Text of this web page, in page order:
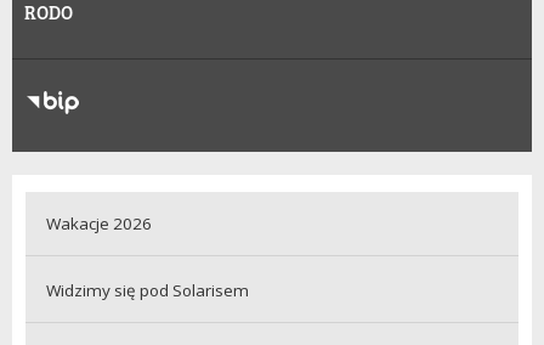
RODO
RODO
Wakacje 2026
Widzimy się pod Solarisem